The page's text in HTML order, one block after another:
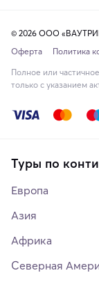
© 2026 ООО
Оферта
Политика
Полное или
только с указанием
Туры по
Европа
Азия
Африка
Северная